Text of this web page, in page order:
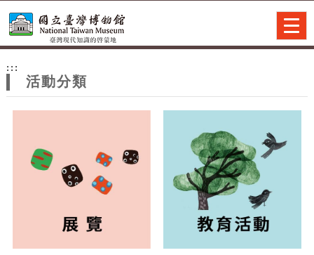
網
站
主
:::
活動分類